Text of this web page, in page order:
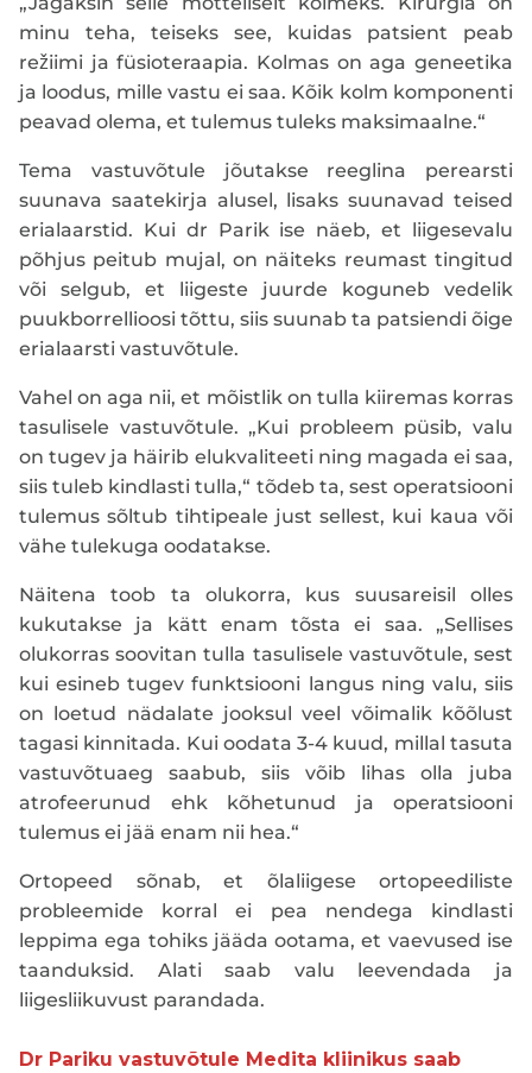
minu teha, teiseks see, kuidas patsient peab
režiimi ja füsioteraapia. Kolmas on aga geneetika
ja loodus, mille vastu ei saa. Kõik kolm komponenti
peavad olema, et tulemus tuleks maksimaalne.“
Tema vastuvõtule jõutakse reeglina perearsti
suunava saatekirja alusel, lisaks suunavad teised
erialaarstid. Kui dr Parik ise näeb, et liigesevalu
põhjus peitub mujal, on näiteks reumast tingitud
või selgub, et liigeste juurde koguneb vedelik
puukborrellioosi tõttu, siis suunab ta patsiendi õige
erialaarsti vastuvõtule.
Vahel on aga nii, et mõistlik on tulla kiiremas korras
tasulisele vastuvõtule. „Kui probleem püsib, valu
on tugev ja häirib elukvaliteeti ning magada ei saa,
siis tuleb kindlasti tulla,“ tõdeb ta, sest operatsiooni
tulemus sõltub tihtipeale just sellest, kui kaua või
vähe tulekuga oodatakse.
Näitena toob ta olukorra, kus suusareisil olles
kukutakse ja kätt enam tõsta ei saa. „Sellises
olukorras soovitan tulla tasulisele vastuvõtule, sest
kui esineb tugev funktsiooni langus ning valu, siis
on loetud nädalate jooksul veel võimalik kõõlust
tagasi kinnitada. Kui oodata 3-4 kuud, millal tasuta
vastuvõtuaeg saabub, siis võib lihas olla juba
atrofeerunud ehk kõhetunud ja operatsiooni
tulemus ei jää enam nii hea.“
Ortopeed sõnab, et õlaliigese ortopeediliste
probleemide korral ei pea nendega kindlasti
leppima ega tohiks jääda ootama, et vaevused ise
taanduksid. Alati saab valu leevendada ja
liigesliikuvust parandada.
Dr Pariku vastuvõtule Medita kliinikus saab